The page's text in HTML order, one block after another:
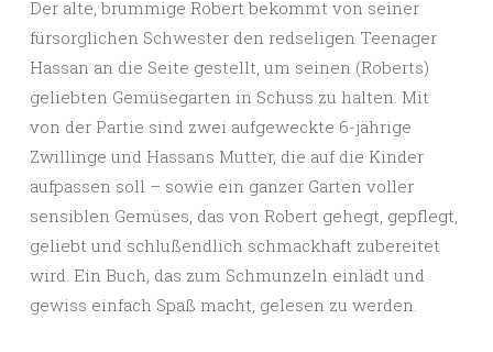
Der alte, brummige Robert bekommt von seiner
fürsorglichen Schwester den redseligen Teenager
Hassan an die Seite gestellt, um seinen (Roberts)
geliebten Gemüsegarten in Schuss zu halten. Mit
von der Partie sind zwei aufgeweckte 6-jährige
Zwillinge und Hassans Mutter, die auf die Kinder
aufpassen soll – sowie ein ganzer Garten voller
sensiblen Gemüses, das von Robert gehegt, gepflegt,
geliebt und schlußendlich schmackhaft zubereitet
wird. Ein Buch, das zum Schmunzeln einlädt und
gewiss einfach Spaß macht, gelesen zu werden.